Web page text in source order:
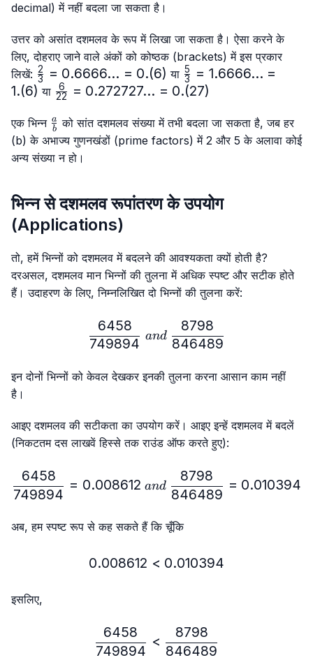
decimal) में नहीं बदला जा सकता है।
उत्तर को असांत दशमलव के रूप में लिखा जा सकता है। ऐसा करने के
लिए, दोहराए जाने वाले अंकों को कोष्ठक (brackets) में इस प्रकार
लिखें: \frac{2}
{3}=0.6666...
= 0.(6)
3
2 = 0.6666... = 0.(6) या \frac{5}
{3}=
= 1.(6)
3
5 = 1.6666... =
1.(6) या \frac{6}
= 0.(27)
22
6 = 0.272727... = 0.(27)
एक भिन्न \frac{a}
{b}
b
a को सांत दशमलव संख्या में तभी बदला जा सकता है, जब हर
(b) के अभाज्य गुणनखंडों (prime factors) में 2 और 5 के अलावा कोई
अन्य संख्या न हो।
भिन्न से दशमलव रूपांतरण के उपयोग
(Applications)
तो, हमें भिन्नों को दशमलव में बदलने की आवश्यकता क्यों होती है?
दरअसल, दशमलव मान भिन्नों की तुलना में अधिक स्पष्ट और सटीक होते
हैं। उदाहरण के लिए, निम्नलिखित दो भिन्नों की तुलना करें:
\frac{6458}{749894} \
749894
6458
and 846489
8798
इन दोनों भिन्नों को केवल देखकर इनकी तुलना करना आसान काम नहीं
है।
आइए दशमलव की सटीकता का उपयोग करें। आइए इन्हें दशमलव में बदलें
(निकटतम दस लाखवें हिस्से तक राउंड ऑफ करते हुए):
749894
6458
= 0.008612 and 846489
8798
= 0.010394
अब, हम स्पष्ट रूप से कह सकते हैं कि चूँकि
0.008612 < 0.010394
0.008612 < 0.010394
इसलिए,
\frac{6458}{749894} <
749894
6458
<
846489
8798